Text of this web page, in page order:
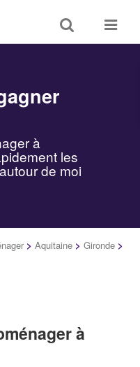
Toggle
search
Toggle
à
les
de moi
> Aquitaine > Gironde >
à